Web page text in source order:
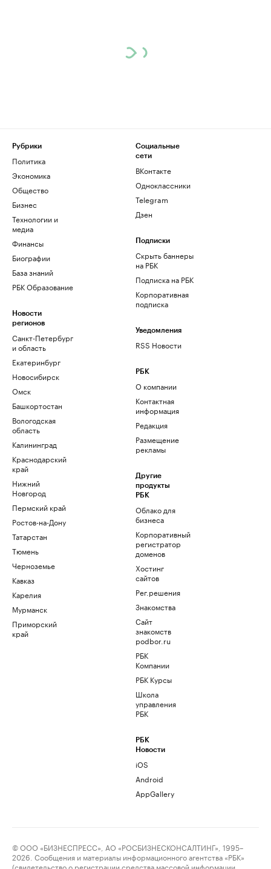
Рубрики
Политика
Экономика
Общество
Бизнес
Технологии и
медиа
Финансы
Биографии
База знаний
РБК Образование
Новости
регионов
Санкт-Петербург
и область
Екатеринбург
Новосибирск
Омск
Башкортостан
Вологодская
область
Калининград
Краснодарский
край
Нижний
Новгород
Пермский край
Ростов-на-Дону
Татарстан
Тюмень
Черноземье
Кавказ
Карелия
Мурманск
Приморский
край
Социальные
сети
ВКонтакте
Одноклассники
Telegram
Дзен
Подписки
Скрыть баннеры
на РБК
Подписка на РБК
Корпоративная
подписка
Уведомления
RSS Новости
РБК
О компании
Контактная
информация
Редакция
Размещение
рекламы
Другие
продукты
РБК
Облако для
бизнеса
Корпоративный
регистратор
доменов
Хостинг
сайтов
Рег.решения
Знакомства
Сайт
знакомств
podbor.ru
РБК
Компании
РБК Курсы
Школа
управления
РБК
РБК
Новости
iOS
Android
AppGallery
© ООО «БИЗНЕСПРЕСС», АО «РОСБИЗНЕСКОНСАЛТИНГ», 1995–
2026. Сообщения и материалы информационного агентства «РБК»
(свидетельство о регистрации средства массовой информации